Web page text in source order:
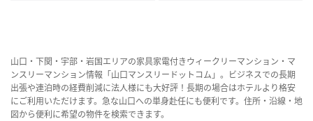
山口・下関・宇部・岩国エリアの家具家電付きウィークリーマンション・マ
ンスリーマンション情報「山口マンスリードットコム」。ビジネスでの長期
出張や連泊時の経費削減に法人様にも大好評！長期の場合はホテルより格安
にご利用いただけます。急な山口への単身赴任にも便利です。住所・沿線・地
図から便利に希望の物件を検索できます。